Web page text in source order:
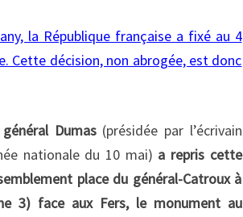
la République française a fixé au 4
Cette décision, non abrogée, est donc
Dumas(présidée par l’écrivain
nationale du 10 mai) a repris cette
place du général-Catroux à
3) face aux Fers, le monument au